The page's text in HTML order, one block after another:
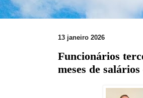
13 janeiro 2026
Funcionários
meses de